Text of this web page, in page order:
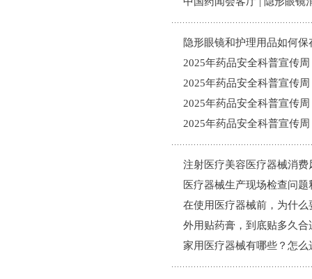
隐形眼镜和护理用品如何
2025年药品安全科普宣传
2025年药品安全科普宣传
2025年药品安全科普宣传
2025年药品安全科普宣传
注射医疗美容医疗器械消
医疗器械生产现场检查问
在使用医疗器械前，为什
外用贴药膏，到底贴多久
家用医疗器械有哪些？怎